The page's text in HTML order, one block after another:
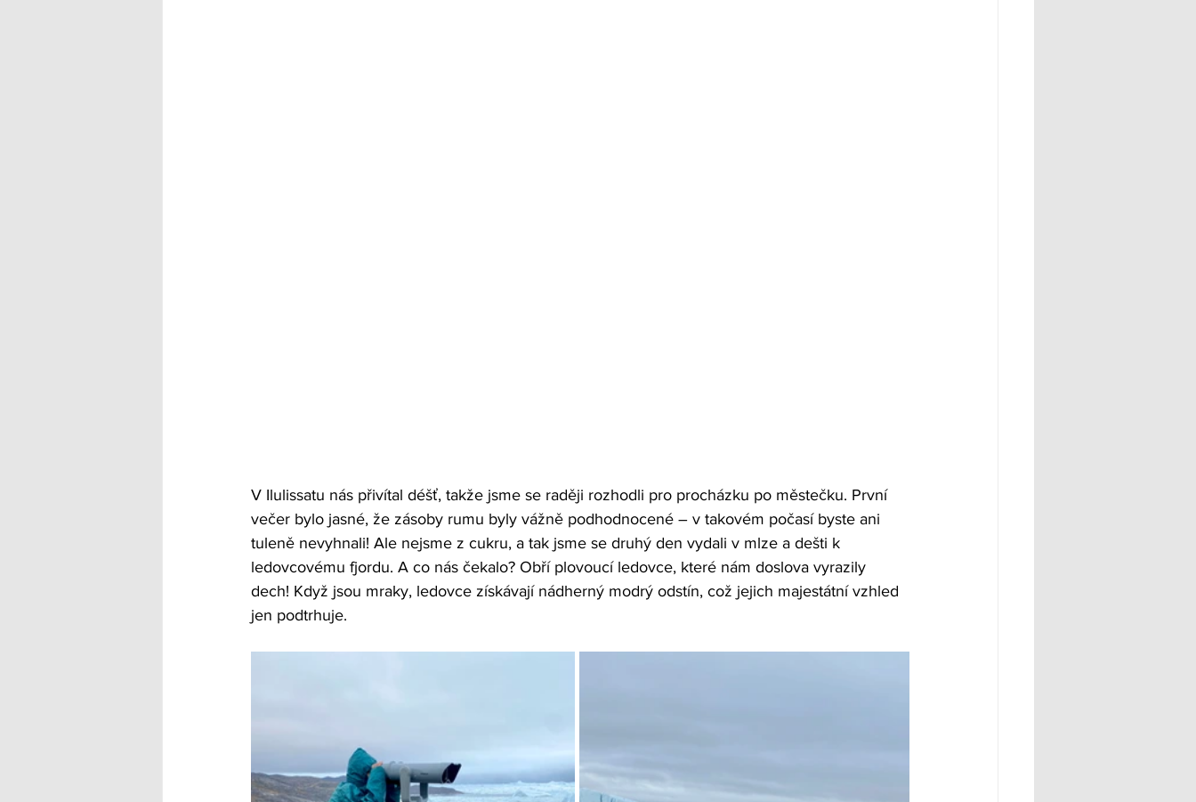
V Ilulissatu nás přivítal déšť, takže jsme se raději rozhodli pro procházku po městečku. První
večer bylo jasné, že zásoby rumu byly vážně podhodnocené – v takovém počasí byste ani
tuleně nevyhnali! Ale nejsme z cukru, a tak jsme se druhý den vydali v mlze a dešti k
ledovcovému fjordu. A co nás čekalo? Obří plovoucí ledovce, které nám doslova vyrazily
dech! Když jsou mraky, ledovce získávají nádherný modrý odstín, což jejich majestátní vzhled
jen podtrhuje.